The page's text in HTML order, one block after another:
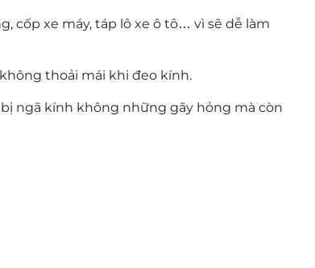
cốp xe máy, táp lô xe ô tô… vì sẽ dễ làm
thoải mái khi đeo kính.
ngã kính không những gãy hỏng mà còn